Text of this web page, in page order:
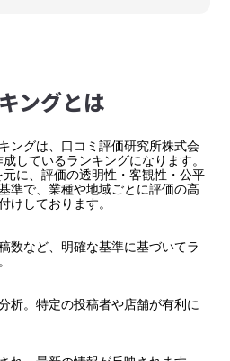
ングとは
ングは、口コミ評価研究所株式会
しているランキングになります。
に、評価の透明性・客観性・公平
準で、業種や地域ごとに評価の高
けしております。
数など、明確な基準に基づいてラ
析。特定の投稿者や店舗が有利に